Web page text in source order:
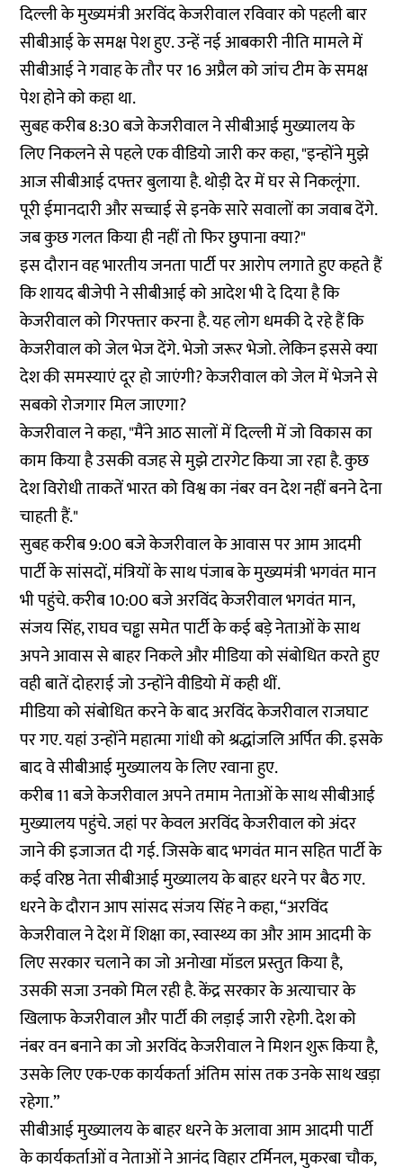
दिल्ली के मुख्यमंत्री अरविंद केजरीवाल रविवार को पहली बार
सीबीआई के समक्ष पेश हुए. उन्हें नई आबकारी नीति मामले में
सीबीआई ने गवाह के तौर पर 16 अप्रैल को जांच टीम के समक्ष
पेश होने को कहा था.
सुबह करीब 8:30 बजे केजरीवाल ने सीबीआई मुख्यालय के
लिए निकलने से पहले एक वीडियो जारी कर कहा, "इन्होंने मुझे
आज सीबीआई दफ्तर बुलाया है. थोड़ी देर में घर से निकलूंगा.
पूरी ईमानदारी और सच्चाई से इनके सारे सवालों का जवाब देंगे.
जब कुछ गलत किया ही नहीं तो फिर छुपाना क्या?"
इस दौरान वह भारतीय जनता पार्टी पर आरोप लगाते हुए कहते हैं
कि शायद बीजेपी ने सीबीआई को आदेश भी दे दिया है कि
केजरीवाल को गिरफ्तार करना है. यह लोग धमकी दे रहे हैं कि
केजरीवाल को जेल भेज देंगे. भेजो जरूर भेजो. लेकिन इससे क्या
देश की समस्याएं दूर हो जाएंगी? केजरीवाल को जेल में भेजने से
सबको रोजगार मिल जाएगा?
केजरीवाल ने कहा, "मैंने आठ सालों में दिल्ली में जो विकास का
काम किया है उसकी वजह से मुझे टारगेट किया जा रहा है. कुछ
देश विरोधी ताकतें भारत को विश्व का नंबर वन देश नहीं बनने देना
चाहती हैं."
सुबह करीब 9:00 बजे केजरीवाल के आवास पर आम आदमी
पार्टी के सांसदों, मंत्रियों के साथ पंजाब के मुख्यमंत्री भगवंत मान
भी पहुंचे. करीब 10:00 बजे अरविंद केजरीवाल भगवंत मान,
संजय सिंह, राघव चड्ढा समेत पार्टी के कई बड़े नेताओं के साथ
अपने आवास से बाहर निकले और मीडिया को संबोधित करते हुए
वही बातें दोहराई जो उन्होंने वीडियो में कही थीं.
मीडिया को संबोधित करने के बाद अरविंद केजरीवाल राजघाट
पर गए. यहां उन्होंने महात्मा गांधी को श्रद्धांजलि अर्पित की. इसके
बाद वे सीबीआई मुख्यालय के लिए रवाना हुए.
करीब 11 बजे केजरीवाल अपने तमाम नेताओं के साथ सीबीआई
मुख्यालय पहुंचे. जहां पर केवल अरविंद केजरीवाल को अंदर
जाने की इजाजत दी गई. जिसके बाद भगवंत मान सहित पार्टी के
कई वरिष्ठ नेता सीबीआई मुख्यालय के बाहर धरने पर बैठ गए.
धरने के दौरान आप सांसद संजय सिंह ने कहा, “अरविंद
केजरीवाल ने देश में शिक्षा का, स्वास्थ्य का और आम आदमी के
लिए सरकार चलाने का जो अनोखा मॉडल प्रस्तुत किया है,
उसकी सजा उनको मिल रही है. केंद्र सरकार के अत्याचार के
खिलाफ केजरीवाल और पार्टी की लड़ाई जारी रहेगी. देश को
नंबर वन बनाने का जो अरविंद केजरीवाल ने मिशन शुरू किया है,
उसके लिए एक-एक कार्यकर्ता अंतिम सांस तक उनके साथ खड़ा
रहेगा.”
सीबीआई मुख्यालय के बाहर धरने के अलावा आम आदमी पार्टी
के कार्यकर्ताओं व नेताओं ने आनंद विहार टर्मिनल, मुकरबा चौक,